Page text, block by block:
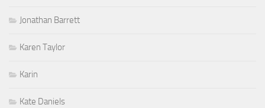
Jonathan Barrett
Karen Taylor
Karin
Kate Daniels